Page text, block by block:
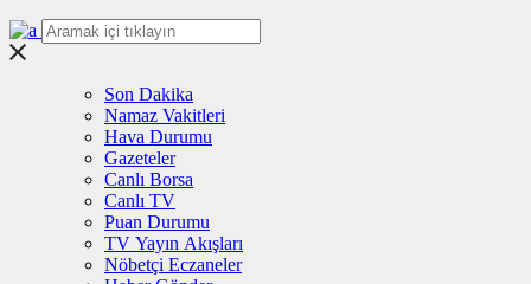
Son Dakika
Namaz Vakitleri
Hava Durumu
Gazeteler
Canlı Borsa
Canlı TV
Puan Durumu
TV Yayın Akışları
Nöbetçi Eczaneler